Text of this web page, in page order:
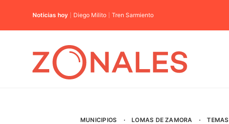
Noticias hoy Diego Milito Tren Sarmiento
MUNICIPIOS · LOMAS DE ZAMORA · TEMAS